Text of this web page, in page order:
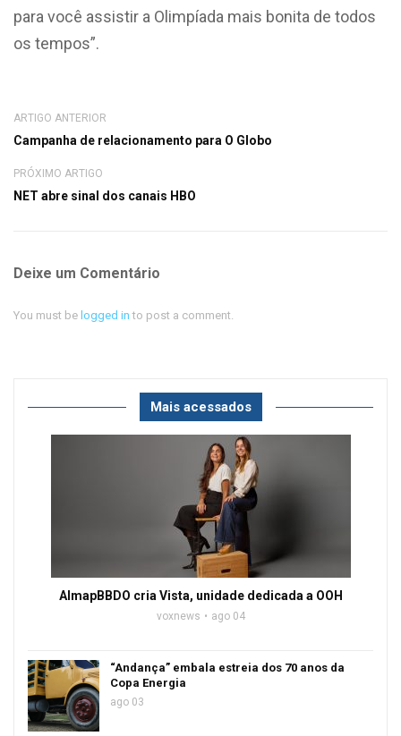
para você assistir a Olimpíada mais bonita de todos
os tempos”.
ARTIGO ANTERIOR
Campanha de relacionamento para O Globo
PRÓXIMO ARTIGO
NET abre sinal dos canais HBO
Deixe um Comentário
You must be logged in to post a comment.
Mais acessados
AlmapBBDO cria Vista, unidade dedicada a OOH
voxnews ago 04
“Andança” embala estreia dos 70 anos da
Copa Energia
ago 03